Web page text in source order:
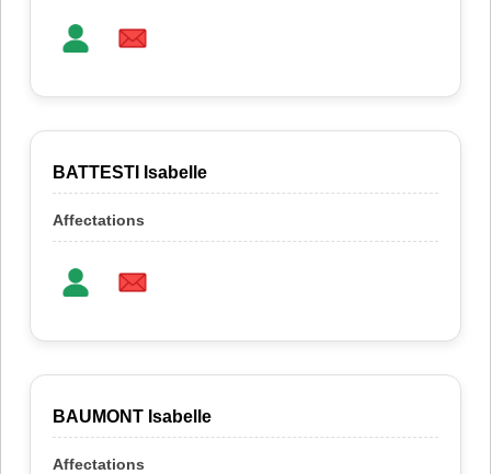
BATTESTI Isabelle
BAUMONT Isabelle